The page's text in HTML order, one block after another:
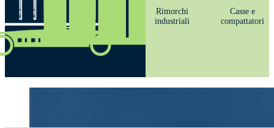
Rimorchi
industriali
Casse e
compattatori